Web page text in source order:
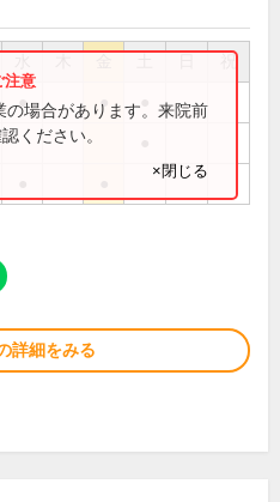
祝
● ●
場合があります。来院前
ください。
×閉じる
詳細をみる